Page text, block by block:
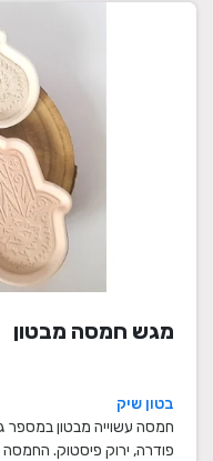
מגש חמסה מבטון
בטון שיק
חמסה עשוייה מבטון במספר
פודרה, ירוק פיסטוק.